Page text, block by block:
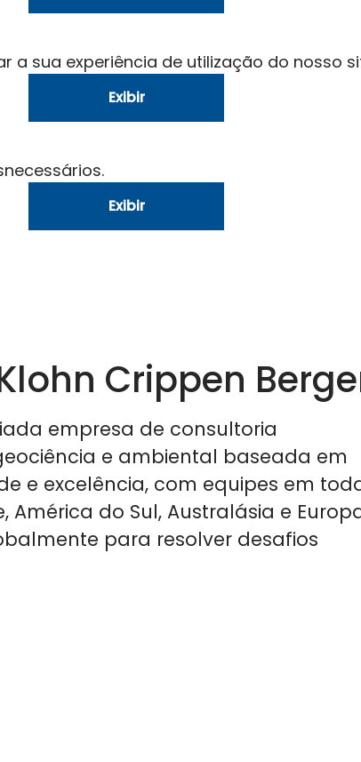
a sua experiência de utilização do nosso
Exibir
Exibir
Crippen
empresa de consultoria
e ambiental baseada em
e excelência, com equipes em
América do Sul, Australásia e
para resolver desafios